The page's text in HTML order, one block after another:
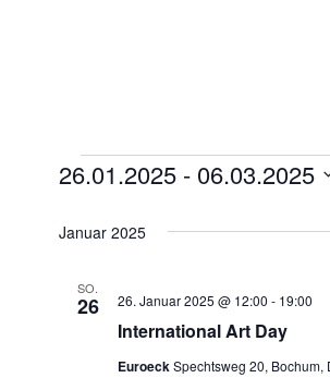
26.01.2025 - 06.03.2025
wählen.
Januar 2025
SO.
26
International Art Day
26. Januar 2025 @ 12:00 - 19:00
EuroeckSpechtsweg 20, Bochum,